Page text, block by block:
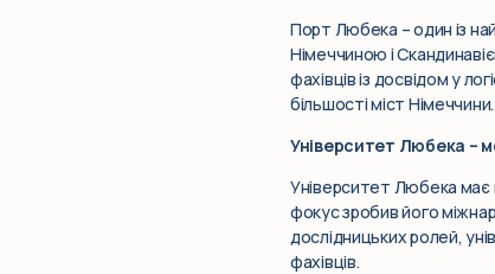
Порт Любека – один із
Німеччиною і
фахівців із досвідом у
більшості міст Німеччини.
Університет Любека –
Університет Любека має
фокус зробив його
дослідницьких ролей,
фахівців.